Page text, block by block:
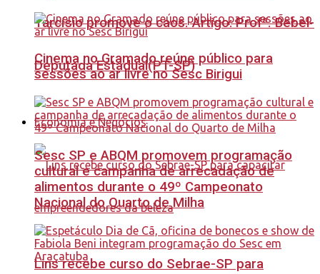
Tarcísio promove o caos. Artigo: Profª. Bebel-
Deputada Estadual(PT-SP)
Economia e Negócios
Lins recebe curso do Sebrae-SP para
Cinema no Gramado reúne público para
sessões ao ar livre no Sesc Birigui
Sesc SP e ABQM promovem programação
cultural e campanha de arrecadação de
alimentos durante o 49º Campeonato
Nacional do Quarto de Milha